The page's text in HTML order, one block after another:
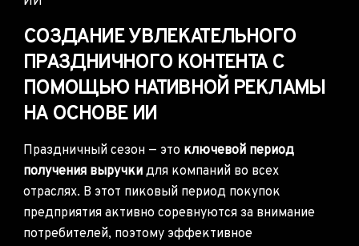
СОЗДАНИЕ УВЛЕКАТЕЛЬНОГО
ПРАЗДНИЧНОГО КОНТЕНТА С
ПОМОЩЬЮ НАТИВНОЙ РЕКЛАМЫ
НА ОСНОВЕ ИИ
Праздничный сезон — это ключевой период
получения выручки для компаний во всех
отраслях. В этот пиковый период покупок
предприятия активно соревнуются за внимание
потребителей, поэтому эффективное